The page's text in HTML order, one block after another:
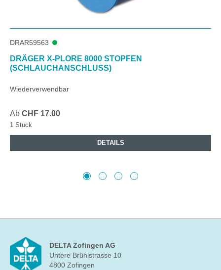
DRAR59563
DRÄGER X-PLORE 8000 STOPFEN
(SCHLAUCHANSCHLUSS)
Wiederverwendbar
Ab CHF 17.00
1 Stück
DETAILS
DELTA Zofingen AG
Untere Brühlstrasse 10
4800 Zofingen